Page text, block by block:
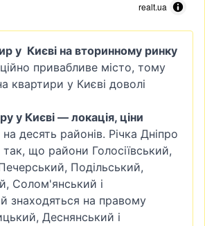
realt.ua
у Києві на вторинному ринку
привабливе місто, тому
квартири у Києві доволі
у Києві — локація, ціни
десять районів. Річка Дніпро
так, що райони Голосіївський,
, Подільський,
, Солом'янський і
знаходяться на правому
, Деснянський і